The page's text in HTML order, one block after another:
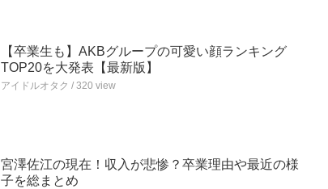
【卒業生も】AKBグループの可愛い顔ランキング
TOP20を大発表【最新版】
アイドルオタク / 320 view
宮澤佐江の現在！収入が悲惨？卒業理由や最近の様
子を総まとめ